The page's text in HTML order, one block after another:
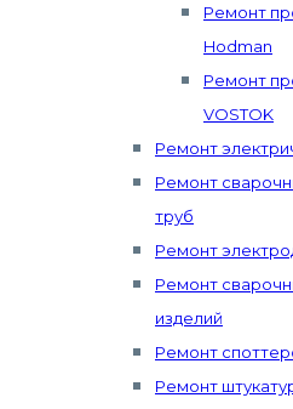
Ремонт
Hodman
Ремонт
VOSTOK
Ремонт
Ремонт
труб
Ремонт
Ремонт
изделий
Ремонт
Ремонт